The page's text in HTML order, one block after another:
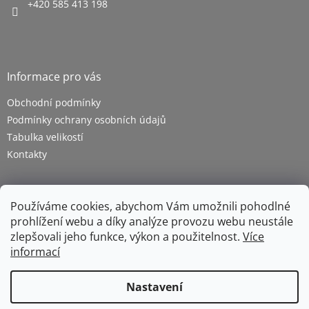
Používáme cookies, abychom Vám umožnili pohodlné
prohlížení webu a díky analýze provozu webu neustále
zlepšovali jeho funkce, výkon a použitelnost. Více
informací
Nastavení
+420 585 413 198
Informace pro vás
Obchodní podmínky
Podmínky ochrany osobních údajů
Tabulka velikostí
Kontakty